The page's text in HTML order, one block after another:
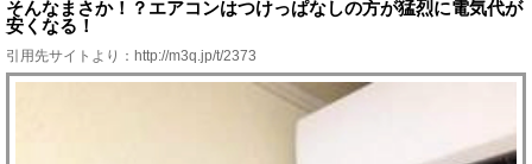
そんなまさか！？エアコンはつけっぱなしの方が猛烈に電気代が
安くなる！
引用先サイトより： http://m3q.jp/t/2373